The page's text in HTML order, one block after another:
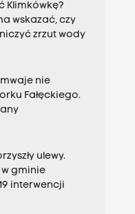
Klimkówkę?
wskazać, czy
zrzut wody
nie
Fałęckiego.
ulewy.
gminie
interwencji